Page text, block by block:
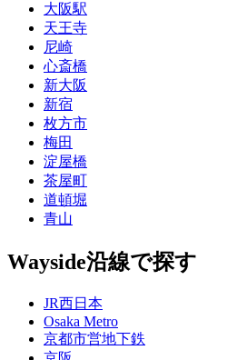
大阪駅
天王寺
尼崎
心斎橋
新大阪
新宿
枚方市
梅田
淀屋橋
茶屋町
道頓堀
青山
Wayside沿線で探す
JR西日本
Osaka Metro
京都市営地下鉄